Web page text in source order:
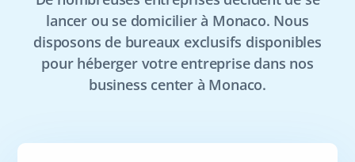
lancer ou se domicilier à Monaco. Nous
disposons de bureaux exclusifs disponibles
pour héberger votre entreprise dans nos
business center à Monaco.